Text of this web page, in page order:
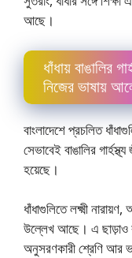
আছে।
ধাঁধায় বাঙালির
নিজের ভাষায়
বাংলাদেশে প্রচলিত
সেভাবেই বাঙালির
হয়েছে।
ধাঁধাগুলিতে লক্ষ্মী
উল্লেখ আছে। এ ছাড়াও
অনুসরণকারী শ্রেণি আর